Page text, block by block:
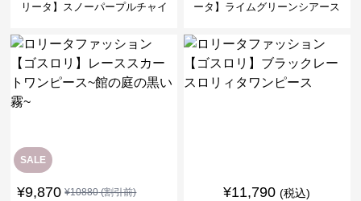
リータ】スノーパープルチャイ
ータ】ライムグリーンシアース
SALE
¥9,870 ¥10880(割引前) ¥11,790 (税込)